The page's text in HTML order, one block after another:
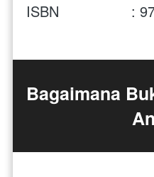
ISBN                 :
Bagaimana